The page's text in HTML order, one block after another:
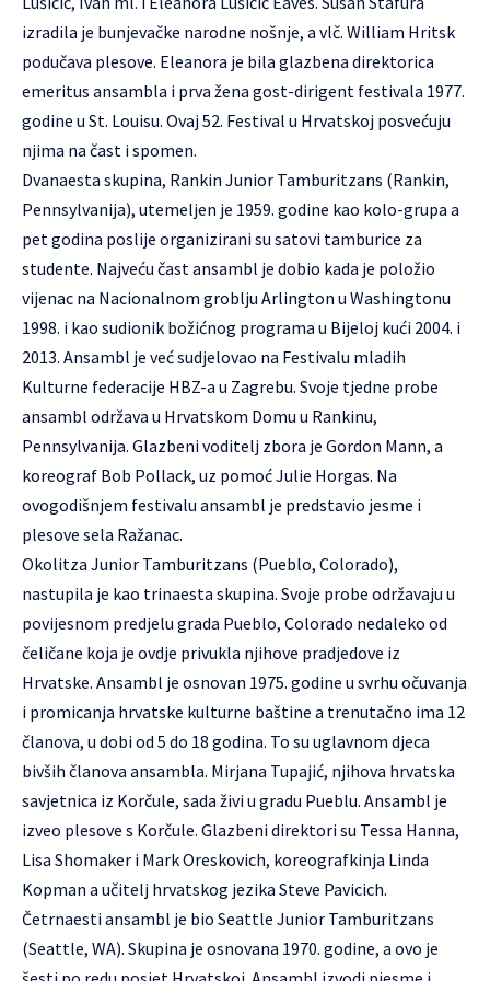
izradila je bunjevačke narodne nošnje, a vlč. William Hritsk
podučava plesove. Eleanora je bila glazbena direktorica
emeritus ansambla i prva žena gost-dirigent festivala 1977.
godine u St. Louisu. Ovaj 52. Festival u Hrvatskoj posvećuju
njima na čast i spomen.
Dvanaesta skupina, Rankin Junior Tamburitzans (Rankin,
Pennsylvanija), utemeljen je 1959. godine kao kolo-grupa a
pet godina poslije organizirani su satovi tamburice za
studente. Najveću čast ansambl je dobio kada je položio
vijenac na Nacionalnom groblju Arlington u Washingtonu
1998. i kao sudionik božićnog programa u Bijeloj kući 2004. i
2013. Ansambl je već sudjelovao na Festivalu mladih
Kulturne federacije HBZ-a u Zagrebu. Svoje tjedne probe
ansambl održava u Hrvatskom Domu u Rankinu,
Pennsylvanija. Glazbeni voditelj zbora je Gordon Mann, a
koreograf Bob Pollack, uz pomoć Julie Horgas. Na
ovogodišnjem festivalu ansambl je predstavio jesme i
plesove sela Ražanac.
Okolitza Junior Tamburitzans (Pueblo, Colorado),
nastupila je kao trinaesta skupina. Svoje probe održavaju u
povijesnom predjelu grada Pueblo, Colorado nedaleko od
čeličane koja je ovdje privukla njihove pradjedove iz
Hrvatske. Ansambl je osnovan 1975. godine u svrhu očuvanja
i promicanja hrvatske kulturne baštine a trenutačno ima 12
članova, u dobi od 5 do 18 godina. To su uglavnom djeca
bivših članova ansambla. Mirjana Tupajić, njihova hrvatska
savjetnica iz Korčule, sada živi u gradu Pueblu. Ansambl je
izveo plesove s Korčule. Glazbeni direktori su Tessa Hanna,
Lisa Shomaker i Mark Oreskovich, koreografkinja Linda
Kopman a učitelj hrvatskog jezika Steve Pavicich.
Četrnaesti ansambl je bio Seattle Junior Tamburitzans
(Seattle, WA). Skupina je osnovana 1970. godine, a ovo je